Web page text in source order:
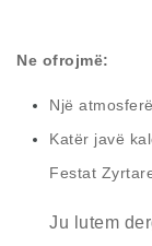
Ne ofrojmë:
Një
Katër javë
Festat
Ju lutem